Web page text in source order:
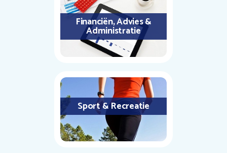
Financiën, Advies &
Administratie
Sport & Recreatie